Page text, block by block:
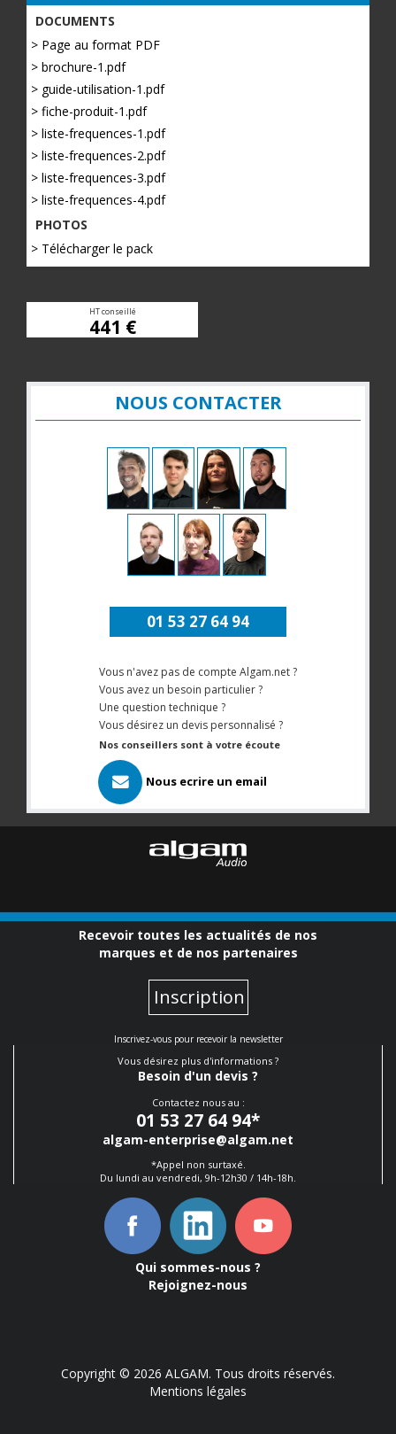
DOCUMENTS
> Page au format PDF
> brochure-1.pdf
> guide-utilisation-1.pdf
> fiche-produit-1.pdf
> liste-frequences-1.pdf
> liste-frequences-2.pdf
> liste-frequences-3.pdf
> liste-frequences-4.pdf
PHOTOS
> Télécharger le pack
HT conseillé
441 €
NOUS CONTACTER
01 53 27 64 94
Vous n'avez pas de compte Algam.net ?
Vous avez un besoin particulier ?
Une question technique ?
Vous désirez un devis personnalisé ?
Nos conseillers sont à votre écoute
Nous ecrire un email
Recevoir toutes les actualités de nos
marques et de nos partenaires
Inscription
Inscrivez-vous pour recevoir la newsletter
Vous désirez plus d'informations ?
Besoin d'un devis ?
Contactez nous au :
01 53 27 64 94*
algam-enterprise@algam.net
*Appel non surtaxé.
Du lundi au vendredi, 9h-12h30 / 14h-18h.
Qui sommes-nous ?
Rejoignez-nous
Copyright © 2026 ALGAM. Tous droits réservés.
Mentions légales